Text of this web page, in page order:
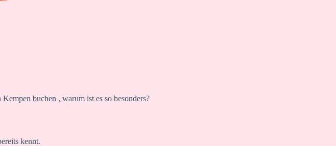
buchen , warum ist es so besonders?
kennt.